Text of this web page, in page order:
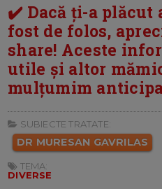
✔️ Dacă ți-a plăcut
fost de folos,
share! Aceste
utile și altor
mulțumim
SUBIECTE TRATATE:
DR MURESAN GAVRILAS
TEMA:
DIVERSE